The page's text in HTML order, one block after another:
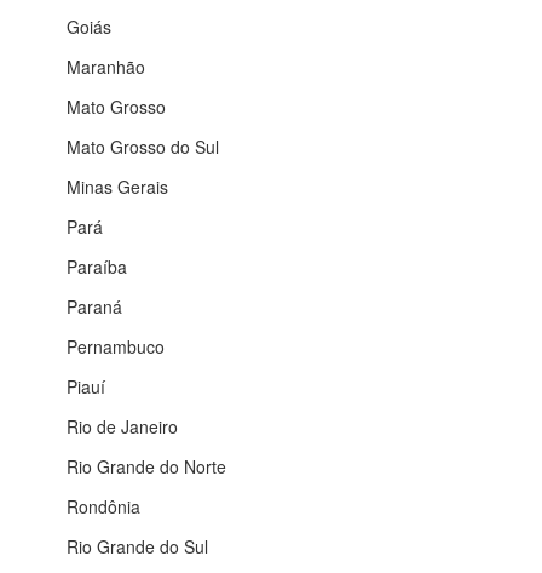
Goiás
Maranhão
Mato Grosso
Mato Grosso do Sul
Minas Gerais
Pará
Paraíba
Paraná
Pernambuco
Piauí
Rio de Janeiro
Rio Grande do Norte
Rondônia
Rio Grande do Sul